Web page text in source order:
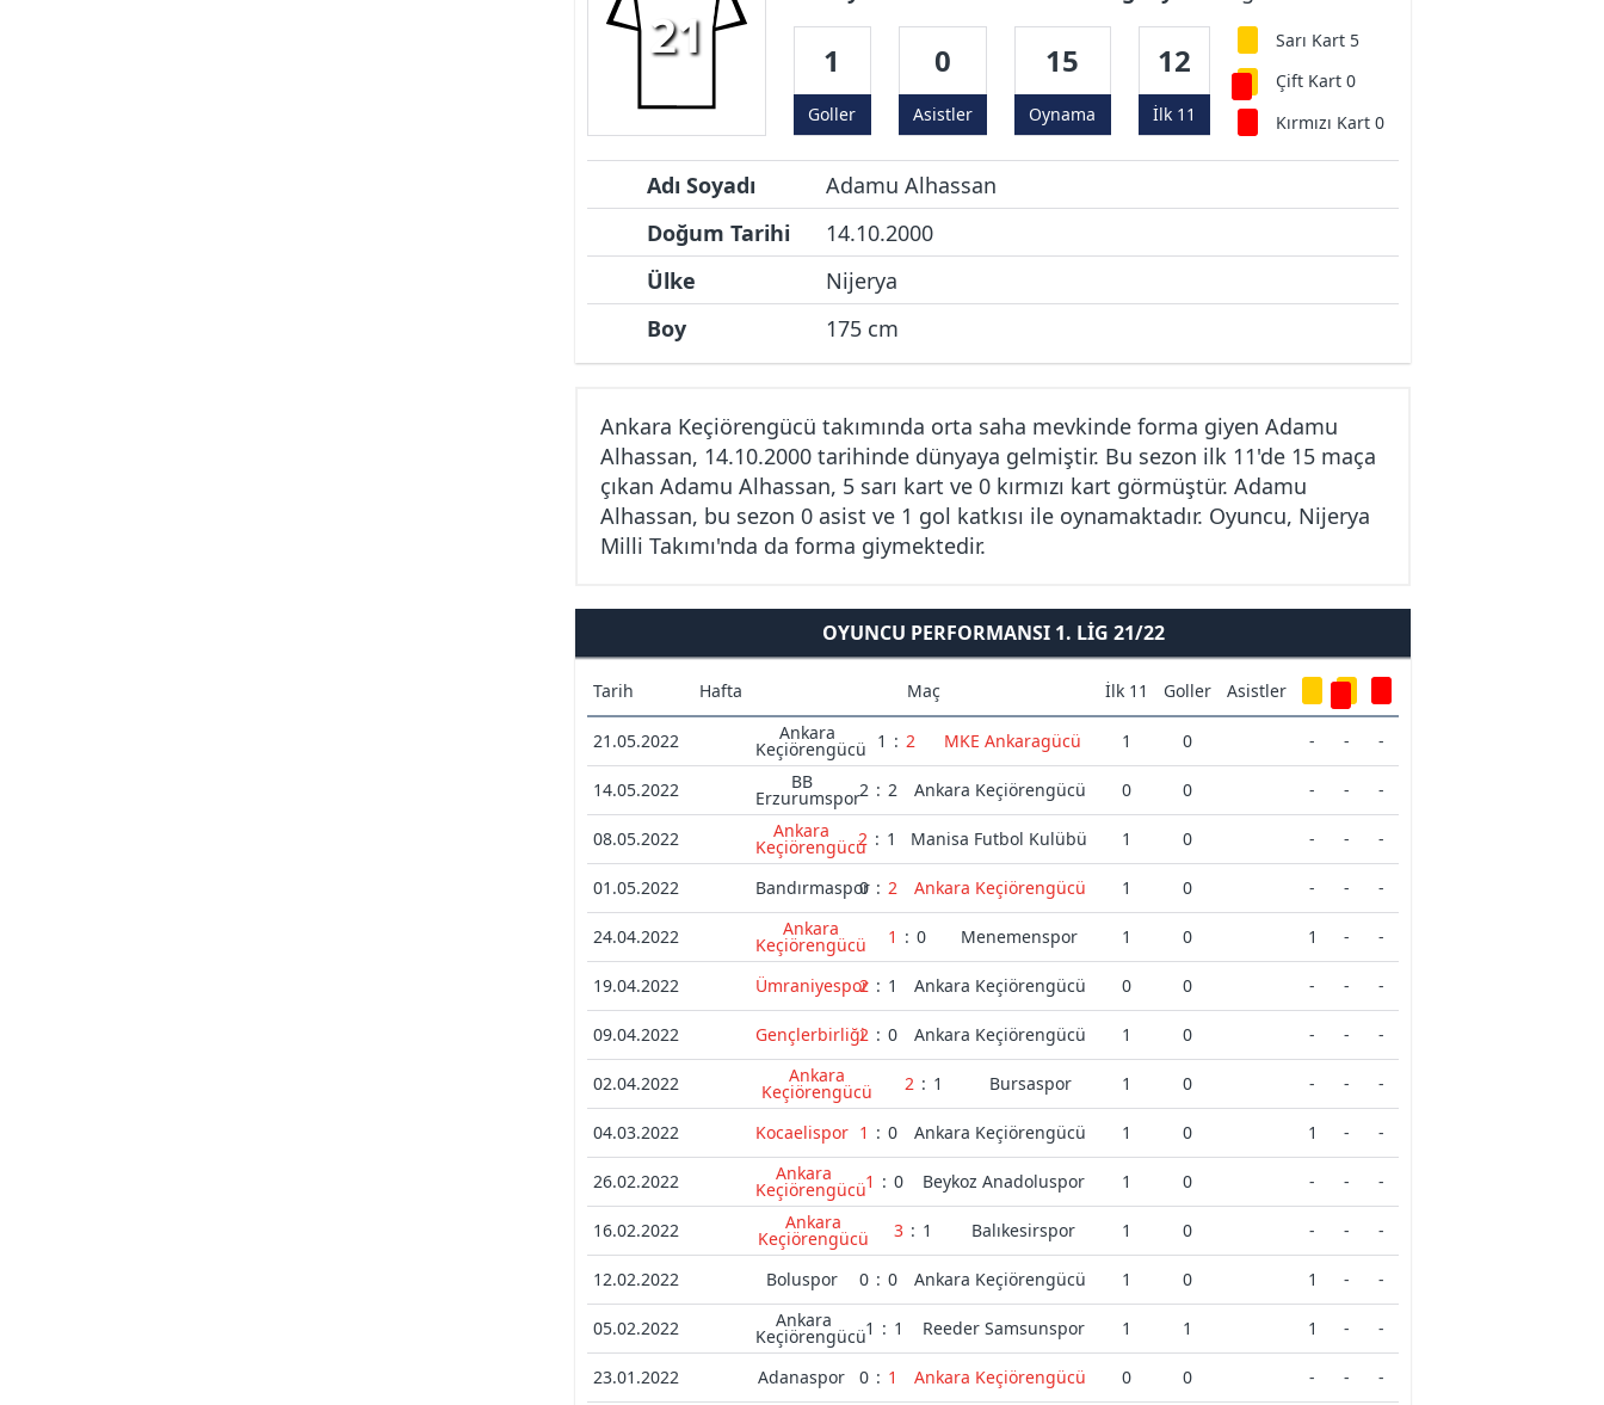
21 1
Goller
0
Asistler
15
Oynama
12
İlk 11
Sarı Kart 5
Çift Kart 0
Kırmızı Kart 0
Adı Soyadı
Adamu Alhassan
Doğum Tarihi
14.10.2000
Ülke
Nijerya
Boy
175 cm
Ankara Keçiörengücü takımında orta saha mevkinde forma giyen Adamu
Alhassan, 14.10.2000 tarihinde dünyaya gelmiştir. Bu sezon ilk 11'de 15 maça
çıkan Adamu Alhassan, 5 sarı kart ve 0 kırmızı kart görmüştür. Adamu
Alhassan, bu sezon 0 asist ve 1 gol katkısı ile oynamaktadır. Oyuncu, Nijerya
Milli Takımı'nda da forma giymektedir.
OYUNCU PERFORMANSI 1. LIG 21/22
Tarih Hafta Maç İlk 11 Goller Asistler
21.05.2022 Ankara
Keçiörengücü 1 : 2 MKE Ankaragücü 1 0 - - -
14.05.2022 BB
Erzurumspor2 : 2 Ankara Keçiörengücü 0 0 - - -
08.05.2022 Ankara
Keçiörengücü
2 : 1 Manisa Futbol Kulübü 1 0 - - -
01.05.2022 Bandırmaspor
0 : 2 Ankara Keçiörengücü 1 0 - - -
24.04.2022 Ankara
Keçiörengücü 1 : 0 Menemenspor 1 0 1 - -
19.04.2022 Ümraniyespor
2 : 1 Ankara Keçiörengücü 0 0 - - -
09.04.2022 Gençlerbirliği2 : 0 Ankara Keçiörengücü 1 0 - - -
02.04.2022 Ankara
Keçiörengücü 2 : 1 Bursaspor 1 0 - - -
04.03.2022 Kocaelispor 1 : 0 Ankara Keçiörengücü 1 0 1 - -
26.02.2022 Ankara
Keçiörengücü1 : 0 Beykoz Anadoluspor 1 0 - - -
16.02.2022 Ankara
Keçiörengücü 3 : 1 Balıkesirspor 1 0 - - -
12.02.2022 Boluspor 0 : 0 Ankara Keçiörengücü 1 0 1 - -
05.02.2022 Ankara
Keçiörengücü1 : 1 Reeder Samsunspor 1 1 1 - -
23.01.2022 Adanaspor 0 : 1 Ankara Keçiörengücü 0 0 - - -